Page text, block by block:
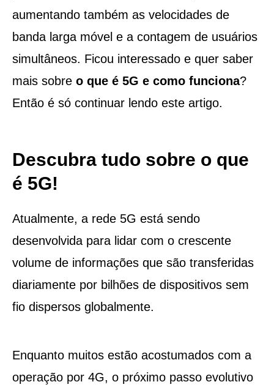
aumentando também as velocidades de
banda larga móvel e a contagem de usuários
simultâneos. Ficou interessado e quer saber
mais sobre o que é 5G e como funciona?
Então é só continuar lendo este artigo.
Descubra tudo sobre o que
é 5G!
Atualmente, a rede 5G está sendo
desenvolvida para lidar com o crescente
volume de informações que são transferidas
diariamente por bilhões de dispositivos sem
fio dispersos globalmente.
Enquanto muitos estão acostumados com a
operação por 4G, o próximo passo evolutivo